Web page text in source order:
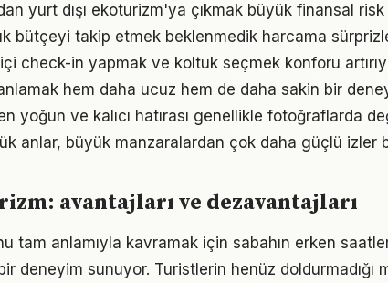
yurt dışı ekoturizm'ya çıkmak büyük finansal risk
bütçeyi takip etmek beklenmedik harcama
check-in yapmak ve koltuk seçmek konforu
hem daha ucuz hem de daha sakin bir
yoğun ve kalıcı hatırası genellikle fotoğraflarda
anlar, büyük manzaralardan çok daha güçlü izler
avantajları ve dezavantajları
tam anlamıyla kavramak için sabahın erken
deneyim sunuyor. Turistlerin henüz doldurmadığı